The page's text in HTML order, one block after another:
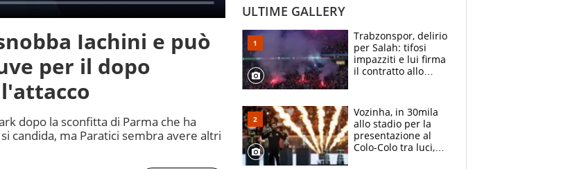
Iachini e può
per il dopo
dopo la sconfitta di Parma che ha
candida, ma Paratici sembra avere altri
ULTIME GALLERY
Trabzonspor, delirio
per Salah: tifosi
impazziti e lui firma
il contratto allo
Vozinha, in 30mila
allo stadio per la
presentazione al
Colo-Colo tra luci,